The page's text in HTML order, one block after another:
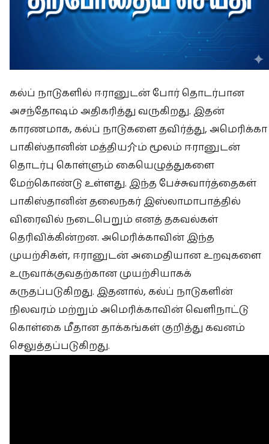
கல்ப் நாடுகளில் ஈரானுடன் போர் தொடர்பான
அசந்தோஷம் அதிகரித்து வருகிறது. இதன்
காரணமாக, கல்ப் நாடுகளை தவிர்த்து, அமெரிக்கா
பாகிஸ்தானின் மத்திய介ம் மூலம் ஈரானுடன்
தொடர்பு கொள்ளும் கையெழுத்துகளை
மேற்கொண்டு உள்ளது. இந்த பேச்சுவார்த்தைகள்
பாகிஸ்தானின் தலைநகர் இஸ்லாமாபாத்தில்
விரைவில் நடைபெறும் எனத் தகவல்கள்
தெரிவிக்கின்றன. அமெரிக்காவின் இந்த
முயற்சிகள், ஈரானுடன் அமைதியான உறவுகளை
உருவாக்குவதற்கான முயற்சியாகக்
கருதப்படுகிறது. இதனால், கல்ப் நாடுகளின்
நிலவரம் மற்றும் அமெரிக்காவின் வெளிநாட்டு
கொள்கை மீதான தாக்கங்கள் குறித்து கவனம்
செலுத்தப்படுகிறது.